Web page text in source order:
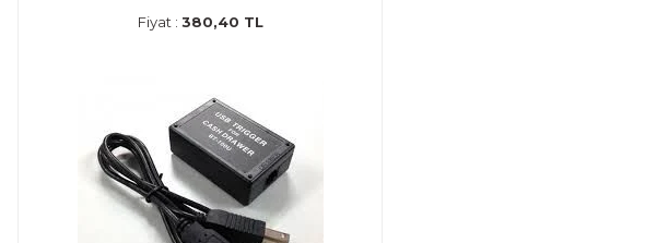
Fiyat : 380,40 TL